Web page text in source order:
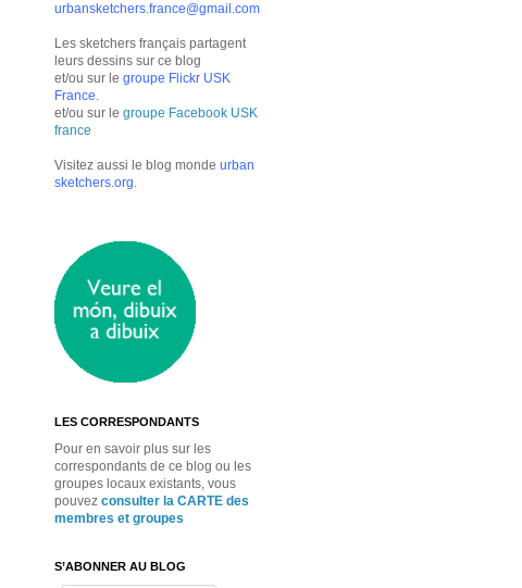
urbansketchers.france@gmail.com
Les sketchers français partagent
leurs dessins sur ce blog
et/ou sur le groupe Flickr USK
France
et/ou sur le groupe Facebook USK
france
Visitez aussi le blog monde urban
sketchers.org
LES CORRESPONDANTS
Pour en savoir plus sur les
correspondants de ce blog ou les
groupes locaux existants, vous
pouvez consulter la CARTE des
membres et groupes
S’ABONNER AU BLOG